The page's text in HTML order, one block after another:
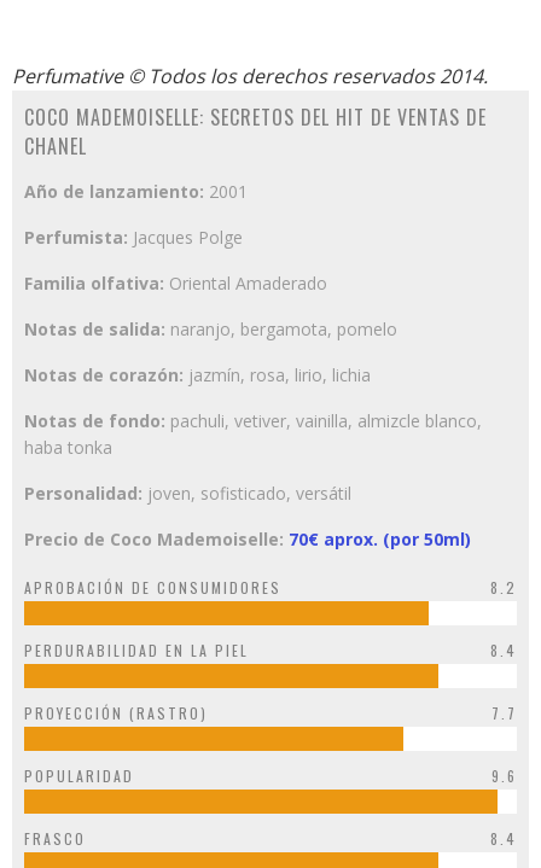
Perfumative© Todos los derechos reservados 2014.
COCO MADEMOISELLE: SECRETOS DEL HIT DE VENTAS DE
CHANEL
Año de lanzamiento: 2001
Perfumista: Jacques Polge
Familia olfativa: Oriental Amaderado
Notas de salida: naranjo, bergamota, pomelo
Notas de corazón: jazmín, rosa, lirio, lichia
Notas de fondo: pachuli, vetiver, vainilla, almizcle blanco,
haba tonka
Personalidad: joven, sofisticado, versátil
Precio de Coco Mademoiselle: 70€ aprox. (por 50ml)
APROBACIÓN DE CONSUMIDORES 8.2
PERDURABILIDAD EN LA PIEL 8.4
PROYECCIÓN (RASTRO) 7.7
POPULARIDAD 9.6
FRASCO 8.4